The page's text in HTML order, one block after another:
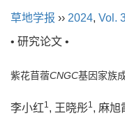
草地学报 ›› 2024, Vol.
• 研究论文 •
紫花苜蓿CNGC基因家族
李小红1, 王晓彤1, 麻旭